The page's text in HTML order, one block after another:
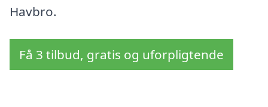
Havbro.
Få 3 tilbud, gratis og uforpligtende